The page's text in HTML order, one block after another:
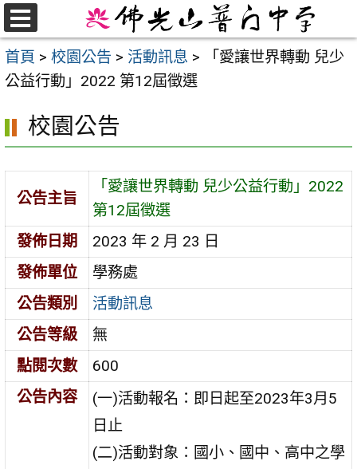
跳
至
主
要
首頁 > 校園公告 > 活動訊息 >
「愛讓世界轉動 兒少
公益行動」2022 第12屆徵選
校園公告
公告主旨
「愛讓世界轉動 兒少公益行動」2022
第12屆徵選
發佈日期
2023 年 2 月 23 日
發佈單位
學務處
公告類別
活動訊息
公告等級
無
點閱次數
600
公告內容
(一)活動報名：即日起至2023年3月5
日止
(二)活動對象：國小、國中、高中之學
選
單